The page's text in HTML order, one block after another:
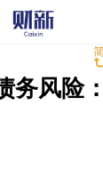
务风险